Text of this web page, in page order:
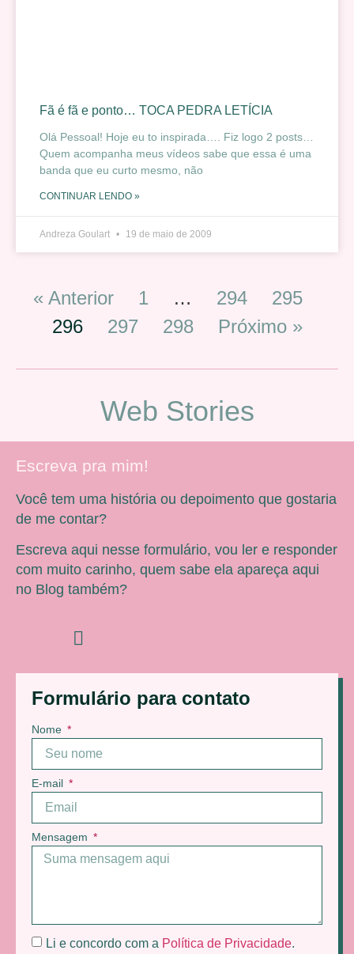
Fã é fã e ponto… TOCA PEDRA LETÍCIA
Olá Pessoal! Hoje eu to inspirada…. Fiz logo 2 posts…
Quem acompanha meus vídeos sabe que essa é uma
banda que eu curto mesmo, não
CONTINUAR LENDO »
Andreza Goulart 19 de maio de 2009
« Anterior 1 … 294
295
296
297 298 Próximo »
Web Stories
Formulário para contato
Nome
E-mail
Mensagem
Li e concordo com a Política de Privacidade
Escreva pra mim!
Você tem uma história ou depoimento que gostaria
de me contar?
Escreva aqui nesse formulário, vou ler e responder
com muito carinho, quem sabe ela apareça aqui
no Blog também?